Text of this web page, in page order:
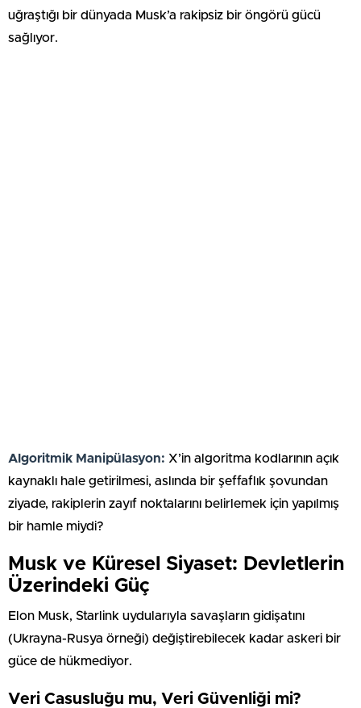
uğraştığı bir dünyada Musk’a rakipsiz bir öngörü gücü
sağlıyor.
Algoritmik Manipülasyon: X’in algoritma kodlarının açık
kaynaklı hale getirilmesi, aslında bir şeffaflık şovundan
ziyade, rakiplerin zayıf noktalarını belirlemek için yapılmış
bir hamle miydi?
Musk ve Küresel Siyaset: Devletlerin
Üzerindeki Güç
Elon Musk, Starlink uydularıyla savaşların gidişatını
(Ukrayna-Rusya örneği) değiştirebilecek kadar askeri bir
güce de hükmediyor.
Veri Casusluğu mu, Veri Güvenliği mi?